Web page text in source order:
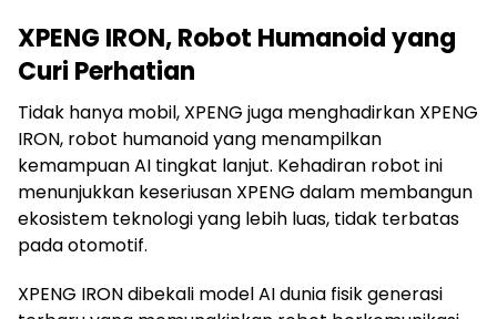
XPENG IRON, Robot Humanoid yang
Curi Perhatian
Tidak hanya mobil, XPENG juga menghadirkan XPENG
IRON, robot humanoid yang menampilkan
kemampuan AI tingkat lanjut. Kehadiran robot ini
menunjukkan keseriusan XPENG dalam membangun
ekosistem teknologi yang lebih luas, tidak terbatas
pada otomotif.
XPENG IRON dibekali model AI dunia fisik generasi